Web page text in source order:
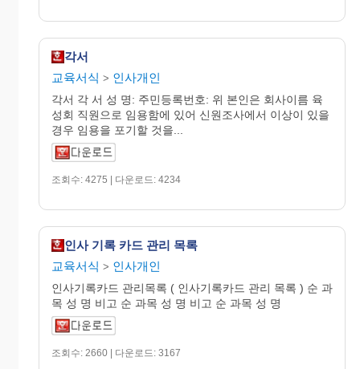
각서
교육서식 > 인사개인
각서 각 서 성 명: 주민등록번호: 위 본인은 회사이름 육
성회 직원으로 임용함에 있어 신원조사에서 이상이 있을
경우 임용을 포기할 것을...
조회수: 4275 | 다운로드: 4234
인사 기록 카드 관리 목록
교육서식 > 인사개인
인사기록카드 관리목록 ( 인사기록카드 관리 목록 ) 순 과
목 성 명 비고 순 과목 성 명 비고 순 과목 성 명
조회수: 2660 | 다운로드: 3167